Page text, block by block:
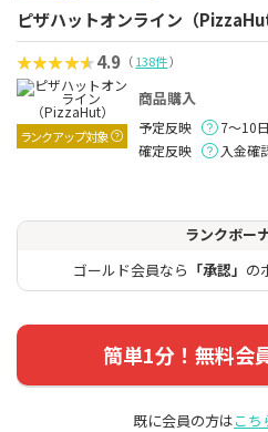
ピザハットオンライン（PizzaHut
4.9 （138件）
ランクアップ対象
商品購入
予定反映
7～10
確定反映
入金確
ランクボー
ゴールド会員なら 「承認」 の
簡単1分！無料会
既に会員の方はこち